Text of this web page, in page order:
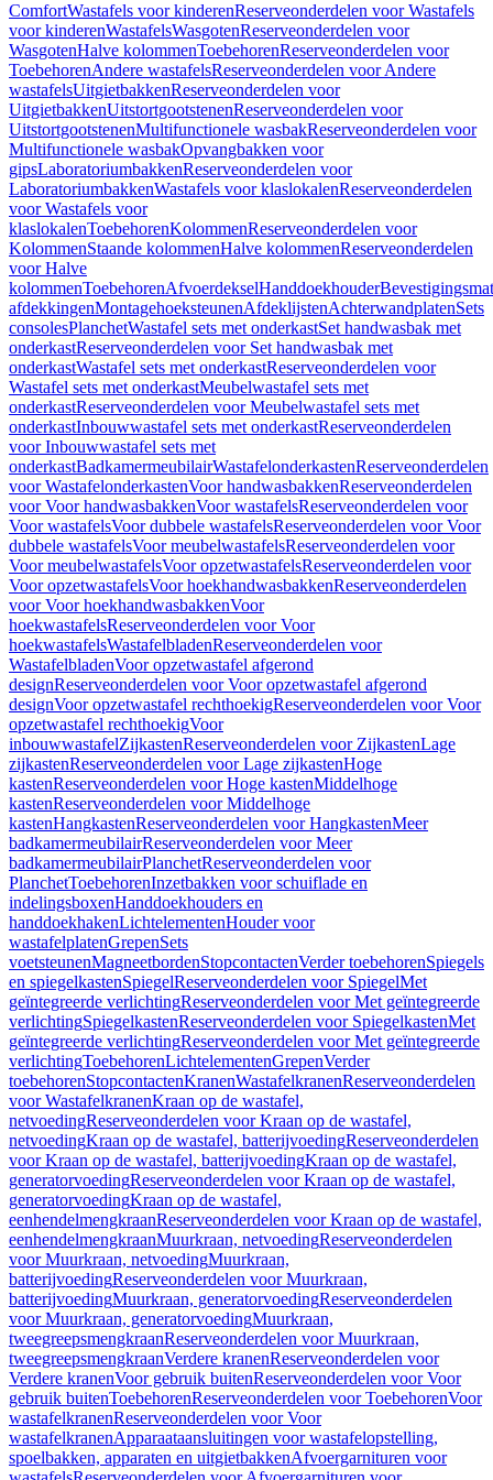
ComfortWastafels voor kinderenReserveonderdelen voor Wastafels
voor kinderenWastafelsWasgotenReserveonderdelen voor
WasgotenHalve kolommenToebehorenReserveonderdelen voor
ToebehorenAndere wastafelsReserveonderdelen voor Andere
wastafelsUitgietbakkenReserveonderdelen voor
UitgietbakkenUitstortgootstenenReserveonderdelen voor
UitstortgootstenenMultifunctionele wasbakReserveonderdelen voor
Multifunctionele wasbakOpvangbakken voor
gipsLaboratoriumbakkenReserveonderdelen voor
LaboratoriumbakkenWastafels voor klaslokalenReserveonderdelen
voor Wastafels voor
klaslokalenToebehorenKolommenReserveonderdelen voor
KolommenStaande kolommenHalve kolommenReserveonderdelen
voor Halve
kolommenToebehorenAfvoerdekselHanddoekhouder
afdekkingenMontagehoeksteunenAfdeklijstenAchterwandplatenSets
consolesPlanchetWastafel sets met onderkastSet handwasbak met
onderkastReserveonderdelen voor Set handwasbak met
onderkastWastafel sets met onderkastReserveonderdelen voor
Wastafel sets met onderkastMeubelwastafel sets met
onderkastReserveonderdelen voor Meubelwastafel sets met
onderkastInbouwwastafel sets met onderkastReserveonderdelen
voor Inbouwwastafel sets met
onderkastBadkamermeubilairWastafelonderkastenReserveonderdelen
voor WastafelonderkastenVoor handwasbakkenReserveonderdelen
voor Voor handwasbakkenVoor wastafelsReserveonderdelen voor
Voor wastafelsVoor dubbele wastafelsReserveonderdelen voor Voor
dubbele wastafelsVoor meubelwastafelsReserveonderdelen voor
Voor meubelwastafelsVoor opzetwastafelsReserveonderdelen voor
Voor opzetwastafelsVoor hoekhandwasbakkenReserveonderdelen
voor Voor hoekhandwasbakkenVoor
hoekwastafelsReserveonderdelen voor Voor
hoekwastafelsWastafelbladenReserveonderdelen voor
WastafelbladenVoor opzetwastafel afgerond
designReserveonderdelen voor Voor opzetwastafel afgerond
designVoor opzetwastafel rechthoekigReserveonderdelen voor Voor
opzetwastafel rechthoekigVoor
inbouwwastafelZijkastenReserveonderdelen voor ZijkastenLage
zijkastenReserveonderdelen voor Lage zijkastenHoge
kastenReserveonderdelen voor Hoge kastenMiddelhoge
kastenReserveonderdelen voor Middelhoge
kastenHangkastenReserveonderdelen voor HangkastenMeer
badkamermeubilairReserveonderdelen voor Meer
badkamermeubilairPlanchetReserveonderdelen voor
PlanchetToebehorenInzetbakken voor schuiflade en
indelingsboxenHanddoekhouders en
handdoekhakenLichtelementenHouder voor
wastafelplatenGrepenSets
voetsteunenMagneetbordenStopcontactenVerder toebehorenSpiegels
en spiegelkastenSpiegelReserveonderdelen voor SpiegelMet
geïntegreerde verlichtingReserveonderdelen voor Met geïntegreerde
verlichtingSpiegelkastenReserveonderdelen voor SpiegelkastenMet
geïntegreerde verlichtingReserveonderdelen voor Met geïntegreerde
verlichtingToebehorenLichtelementenGrepenVerder
toebehorenStopcontactenKranenWastafelkranenReserveonderdelen
voor WastafelkranenKraan op de wastafel,
netvoedingReserveonderdelen voor Kraan op de wastafel,
netvoedingKraan op de wastafel, batterijvoedingReserveonderdelen
voor Kraan op de wastafel, batterijvoedingKraan op de wastafel,
generatorvoedingReserveonderdelen voor Kraan op de wastafel,
generatorvoedingKraan op de wastafel,
eenhendelmengkraanReserveonderdelen voor Kraan op de wastafel,
eenhendelmengkraanMuurkraan, netvoedingReserveonderdelen
voor Muurkraan, netvoedingMuurkraan,
batterijvoedingReserveonderdelen voor Muurkraan,
batterijvoedingMuurkraan, generatorvoedingReserveonderdelen
voor Muurkraan, generatorvoedingMuurkraan,
tweegreepsmengkraanReserveonderdelen voor Muurkraan,
tweegreepsmengkraanVerdere kranenReserveonderdelen voor
Verdere kranenVoor gebruik buitenReserveonderdelen voor Voor
gebruik buitenToebehorenReserveonderdelen voor ToebehorenVoor
wastafelkranenReserveonderdelen voor Voor
wastafelkranenApparaataansluitingen voor wastafelopstelling,
spoelbakken, apparaten en uitgietbakkenAfvoergarnituren voor